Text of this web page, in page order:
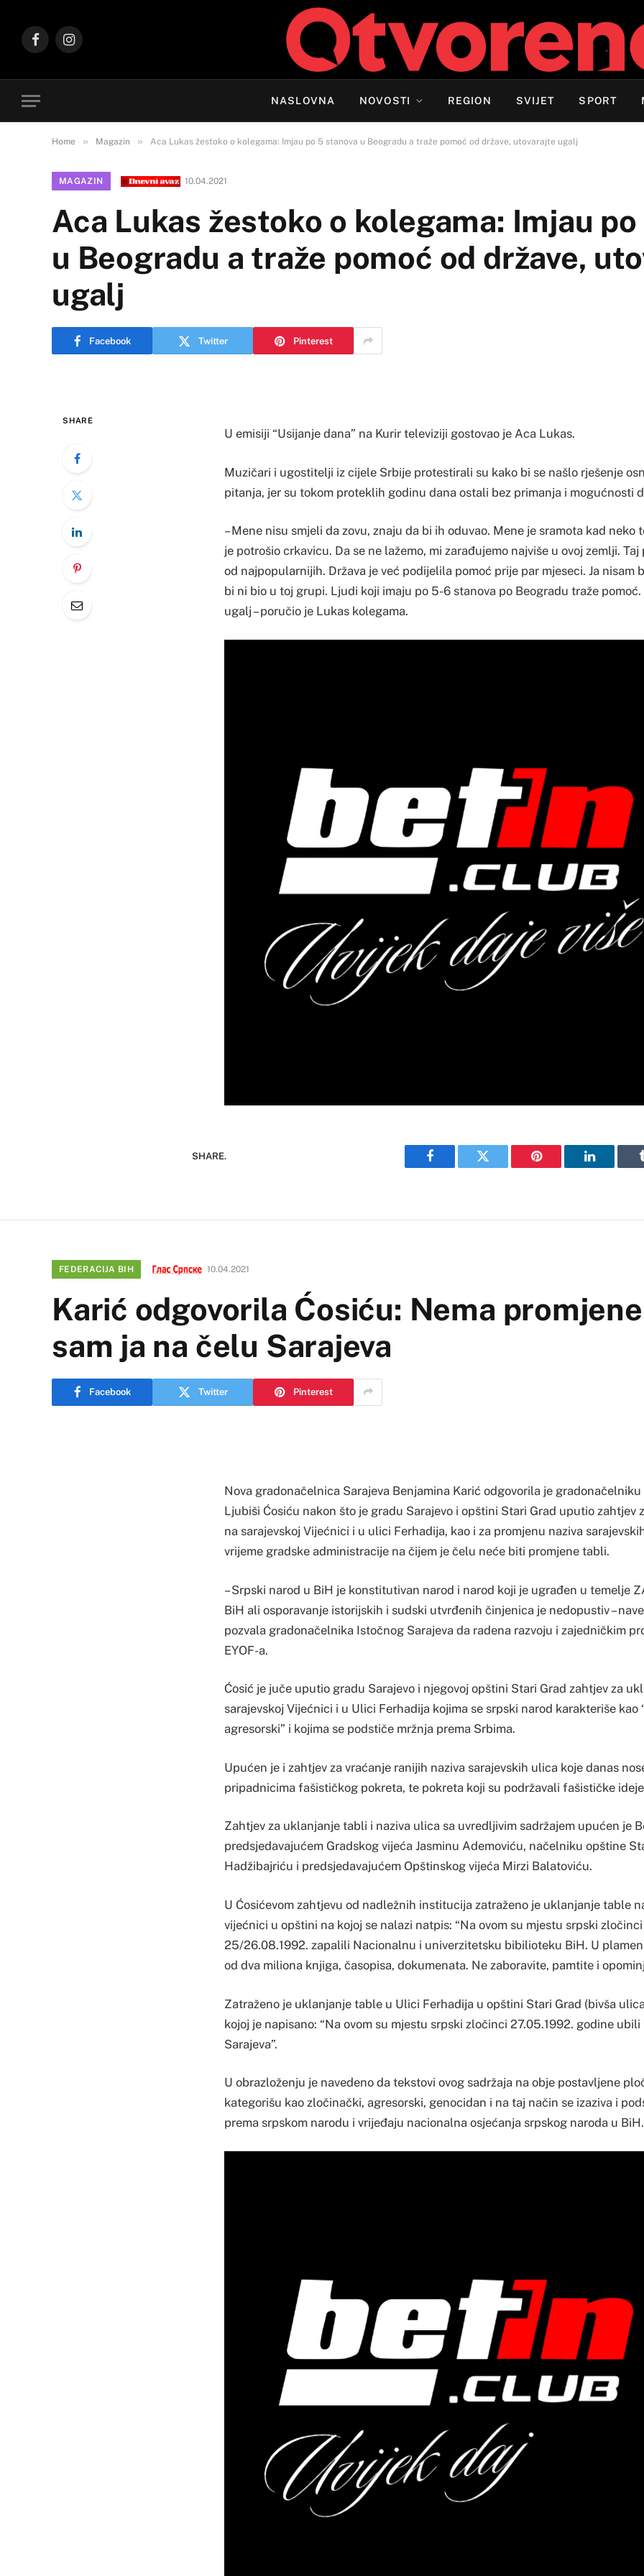
FacebookInstagram
NASLOVNA NOVOSTI REGION SVIJET SPORT
Home » Magazin » Aca Lukas žestoko o kolegama: Imjau po 5 stanova u Beogradu a traže pomoć od države, utovarajte ugalj
MAGAZIN 10.04.2021
Aca Lukas žestoko o kolegama: Imjau
u Beogradu a traže pomoć od države,
ugalj
Facebook Twitter Pinterest
SHARE
U emisiji “Usijanje dana” na Kurir televiziji gostovao je Aca Lukas.
Muzičari i ugostitelji iz cijele Srbije protestirali su kako bi se našlo rješenje
pitanja, jer su tokom proteklih godinu dana ostali bez primanja i mogućnosti
– Mene nisu smjeli da zovu, znaju da bi ih oduvao. Mene je sramota kad neko
je potrošio crkavicu. Da se ne lažemo, mi zarađujemo najviše u ovoj zemlji.
od najpopularnijih. Država je već podijelila pomoć prije par mjeseci. Ja nisam
bi ni bio u toj grupi. Ljudi koji imaju po 5-6 stanova po Beogradu traže
ugalj – poručio je Lukas kolegama.
SHARE.
Facebook Twitter Pinterest LinkedIn
FEDERACIJA BIH 10.04.2021
Karić odgovorila Ćosiću: Nema
sam ja na čelu Sarajeva
Facebook Twitter Pinterest
Nova gradonačelnica Sarajeva Benjamina Karić odgovorila je
Ljubiši Ćosiću nakon što je gradu Sarajevo i opštini Stari Grad uputio zahtjev
na sarajevskoj Vijećnici i u ulici Ferhadija, kao i za promjenu naziva
vrijeme gradske administracije na čijem je čelu neće biti promjene tabli.
– Srpski narod u BiH je konstitutivan narod i narod koji je ugrađen u temelje
BiH ali osporavanje istorijskih i sudski utvrđenih činjenica je nedopustiv –
pozvala gradonačelnika Istočnog Sarajeva da radena razvoju i zajedničkim
EYOF-a.
Ćosić je juče uputio gradu Sarajevo i njegovoj opštini Stari Grad zahtjev za
sarajevskoj Vijećnici i u Ulici Ferhadija kojima se srpski narod karakteriše kao
agresorski” i kojima se podstiče mržnja prema Srbima.
Upućen je i zahtjev za vraćanje ranijih naziva sarajevskih ulica koje danas
pripadnicima fašističkog pokreta, te pokreta koji su podržavali fašističke
Zahtjev za uklanjanje tabli i naziva ulica sa uvredljivim sadržajem upućen je
predsjedavajućem Gradskog vijeća Jasminu Ademoviću, načelniku opštine
Hadžibajriću i predsjedavajućem Opštinskog vijeća Mirzi Balatoviću.
U Ćosićevom zahtjevu od nadležnih institucija zatraženo je uklanjanje table
vijećnici u opštini na kojoj se nalazi natpis: “Na ovom su mjestu srpski
25/26.08.1992. zapalili Nacionalnu i univerzitetsku bibilioteku BiH. U
od dva miliona knjiga, časopisa, dokumenata. Ne zaboravite, pamtite i
Zatraženo je uklanjanje table u Ulici Ferhadija u opštini Stari Grad (bivša
kojoj je napisano: “Na ovom su mjestu srpski zločinci 27.05.1992. godine
Sarajeva”.
U obrazloženju je navedeno da tekstovi ovog sadržaja na obje postavljene
kategorišu kao zločinački, agresorski, genocidan i na taj način se izaziva i
prema srpskom narodu i vrijeđaju nacionalna osjećanja srpskog naroda u BiH.